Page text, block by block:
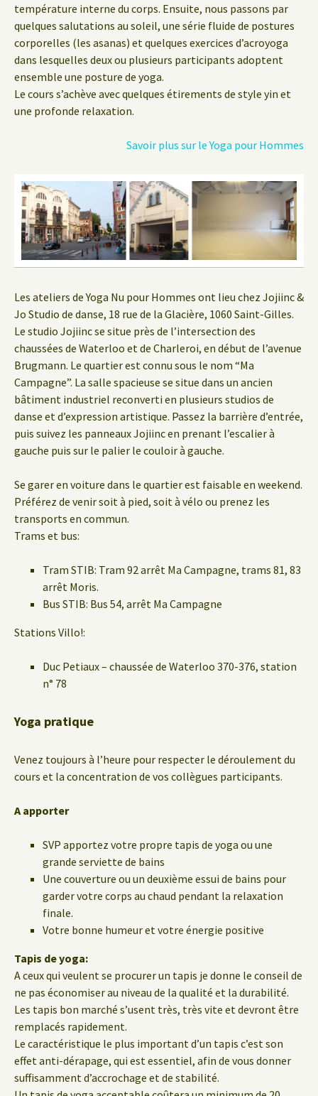
température interne du corps. Ensuite, nous passons par
quelques salutations au soleil, une série fluide de postures
corporelles (les asanas) et quelques exercices d’acroyoga
dans lesquelles deux ou plusieurs participants adoptent
ensemble une posture de yoga.
Le cours s’achève avec quelques étirements de style yin et
une profonde relaxation.
Savoir plus sur le Yoga pour Hommes
Les ateliers de Yoga Nu pour Hommes ont lieu chez Jojiinc &
Jo Studio de danse, 18 rue de la Glacière, 1060 Saint-Gilles.
Le studio Jojiinc se situe près de l’intersection des
chaussées de Waterloo et de Charleroi, en début de l’avenue
Brugmann. Le quartier est connu sous le nom “Ma
Campagne”. La salle spacieuse se situe dans un ancien
bâtiment industriel reconverti en plusieurs studios de
danse et d’expression artistique. Passez la barrière d’entrée,
puis suivez les panneaux Jojiinc en prenant l’escalier à
gauche puis sur le palier le couloir à gauche.
Se garer en voiture dans le quartier est faisable en weekend.
Préférez de venir soit à pied, soit à vélo ou prenez les
transports en commun.
Trams et bus:
Tram STIB: Tram 92 arrêt Ma Campagne, trams 81, 83
arrêt Moris.
Bus STIB: Bus 54, arrêt Ma Campagne
Stations Villo!:
Duc Petiaux – chaussée de Waterloo 370-376, station
n° 78
Yoga pratique
Venez toujours à l’heure pour respecter le déroulement du
cours et la concentration de vos collègues participants.
A apporter
SVP apportez votre propre tapis de yoga ou une
grande serviette de bains
Une couverture ou un deuxième essui de bains pour
garder votre corps au chaud pendant la relaxation
finale.
Votre bonne humeur et votre énergie positive
Tapis de yoga:
A ceux qui veulent se procurer un tapis je donne le conseil de
ne pas économiser au niveau de la qualité et la durabilité.
Les tapis bon marché s’usent très, très vite et devront être
remplacés rapidement.
Le caractéristique le plus important d’un tapis c’est son
effet anti-dérapage, qui est essentiel, afin de vous donner
suffisamment d’accrochage et de stabilité.